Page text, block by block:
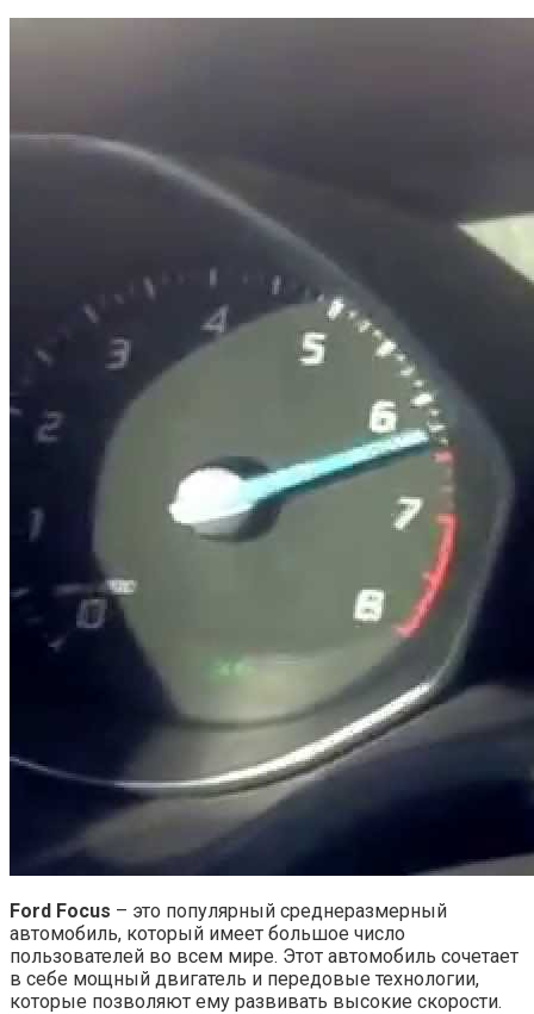
Ford Focus – это популярный среднеразмерный
автомобиль, который имеет большое число
пользователей во всем мире. Этот автомобиль сочетает
в себе мощный двигатель и передовые технологии,
которые позволяют ему развивать высокие скорости.